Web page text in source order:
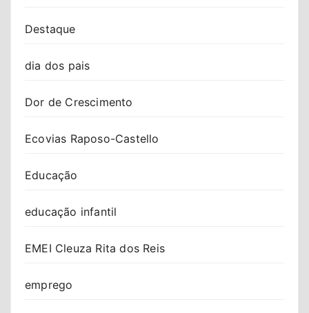
Destaque
dia dos pais
Dor de Crescimento
Ecovias Raposo-Castello
Educação
educação infantil
EMEI Cleuza Rita dos Reis
emprego